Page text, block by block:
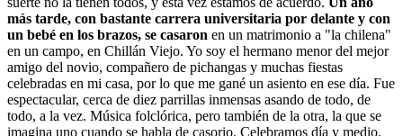
más tarde, con bastante carrera universitaria por delante y con
un bebé en los brazos, se casaron en un matrimonio a "la chilena"
en un campo, en Chillán Viejo. Yo soy el hermano menor del mejor
amigo del novio, compañero de pichangas y muchas fiestas
celebradas en mi casa, por lo que me gané un asiento en ese día. Fue
espectacular, cerca de diez parrillas inmensas asando de todo, de
todo, a la vez. Música folclórica, pero también de la otra, la que se
imagina uno cuando se habla de casorio. Celebramos día y medio.